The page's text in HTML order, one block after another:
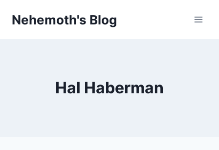
Nehemoth's Blog
Hal Haberman